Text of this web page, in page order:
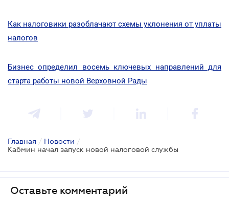
Как налоговики разоблачают схемы уклонения от уплаты
налогов
Бизнес определил восемь ключевых направлений для
старта работы новой Верховной Рады
Главная / Новости /
Кабмин начал запуск новой налоговой службы
Оставьте комментарий